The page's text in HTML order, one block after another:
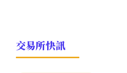
交易所快訊